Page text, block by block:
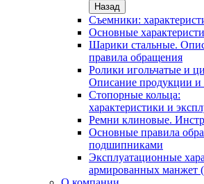
Назад
Съемники:
Основные
Шарики стальные.
правила обращения
Ролики игольчатые и
Описание продукции и
Стопорные кольца:
характеристики и
Ремни клиновые.
Основные правила
подшипниками
Эксплуатационные
армированных манжет